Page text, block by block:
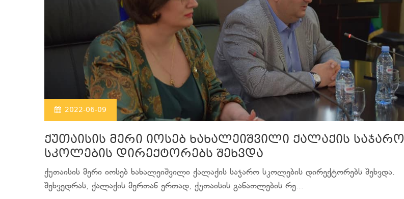
2022-06-09
ქუთაისის მერი იოსებ ხახალეიშვილი ქალაქის საჯარო
სკოლების დირექტორებს შეხვდა
ქუთაისის მერი იოსებ ხახალეიშვილი ქალაქის საჯარო სკოლების დირექტორებს შეხვდა.
შეხვედრას, ქალაქის მერთან ერთად, ქუთაისის განათლების რე...